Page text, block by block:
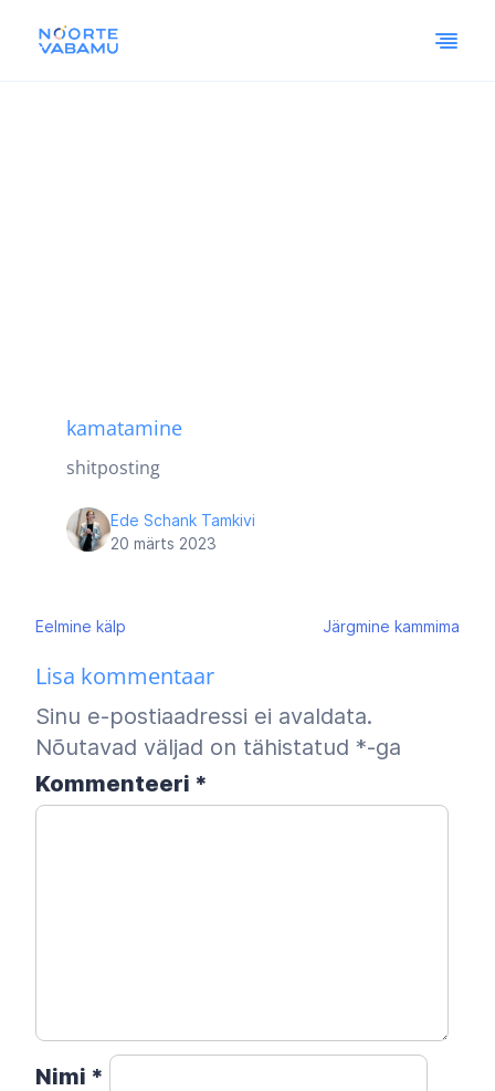
kamatamine
shitposting
Ede Schank Tamkivi
20 märts 2023
Navigeerimine
Eelmine kälp Järgmine kammima
Lisa kommentaar
Sinu e-postiaadressi ei avaldata.
Nõutavad väljad on tähistatud *-ga
Kommenteeri *
Nimi *